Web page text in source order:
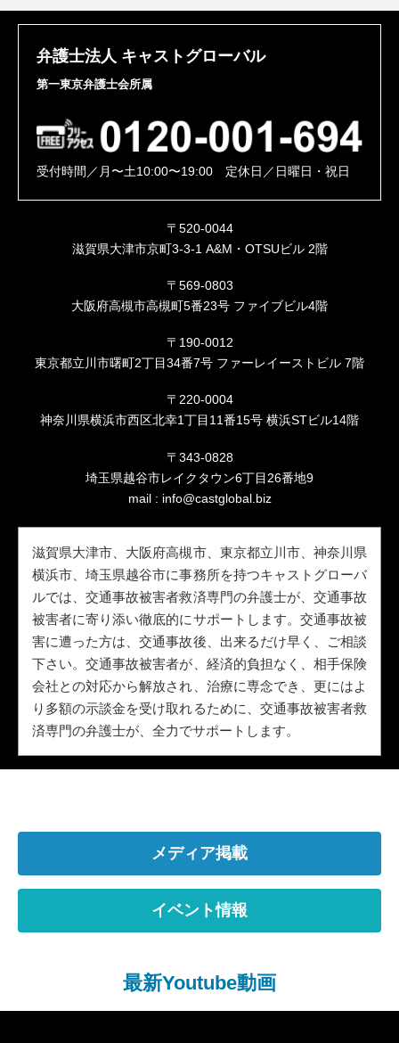
弁護士法人 キャストグローバル
第一東京弁護士会所属
受付時間／月〜土10:00〜19:00 定休日／日曜日・祝日
〒520-0044
滋賀県大津市京町3-3-1 A&M・OTSUビル 2階
〒569-0803
大阪府高槻市高槻町5番23号 ファイブビル4階
〒190-0012
東京都立川市曙町2丁目34番7号 ファーレイーストビル 7階
〒220-0004
神奈川県横浜市西区北幸1丁目11番15号 横浜STビル14階
〒343-0828
埼玉県越谷市レイクタウン6丁目26番地9
mail : info@castglobal.biz
滋賀県大津市、大阪府高槻市、東京都立川市、神奈川県
横浜市、埼玉県越谷市に事務所を持つキャストグローバ
ルでは、交通事故被害者救済専門の弁護士が、交通事故
被害者に寄り添い徹底的にサポートします。交通事故被
害に遭った方は、交通事故後、出来るだけ早く、ご相談
下さい。交通事故被害者が、経済的負担なく、相手保険
会社との対応から解放され、治療に専念でき、更にはよ
り多額の示談金を受け取れるために、交通事故被害者救
済専門の弁護士が、全力でサポートします。
メディア掲載
イベント情報
最新Youtube動画